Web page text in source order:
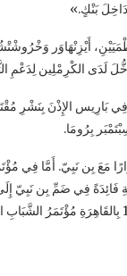
بَنْكٍ.»
لَدَى الكْرِمْلِين لِدَعْمِ
فِي بَارِيس الإِذْنَ
بِرُومَا.
حِوَارًا مَعَ بِن نَبِيّ.
تَرَ قِيَادَةُ الثَّوْرَةِ الجَزَائِرِيَّةِ
كَاتِبٍ. وَقَدْ أَصَابَهُ ذَلِكَ بِمَرَارَةٍ شَدِيدَةٍ. وَعِنْدَمَا